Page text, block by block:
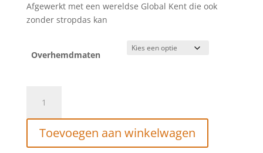
Afgewerkt met een wereldse Global Kent die ook
zonder stropdas kan
Overhemdmaten
Luxor
Modern
Zakelijk
Toevoegen aan winkelwagen